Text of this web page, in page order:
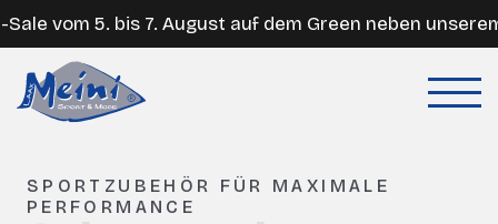
vom 5. bis 7. August auf dem Green neben
SPORTZUBEHÖR FÜR MAXIMALE
PERFORMANCE